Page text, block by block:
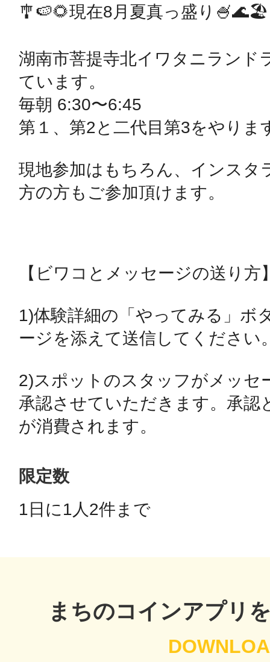
🎐🍉🌻現在8月夏真っ盛り🍧🌊🏖
湖南市菩提寺北イワタニランド
ています。
毎朝 6:30〜6:45
第１、第2と二代目第3をやりま
現地参加はもちろん、インスタ
方の方もご参加頂けます。
【ビワコとメッセージの送り方
1)体験詳細の「やってみる」ボ
ージを添えて送信してください
2)スポットのスタッフがメッセ
承認させていただきます。承認
が消費されます。
限定数
1日に1人2件まで
まちのコインアプリ
生駒
秋葉原
シモキ
八尾